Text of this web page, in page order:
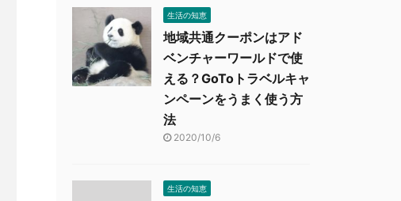
生活の知恵
地域共通クーポンはアド
ベンチャーワールドで使
える？GoToトラベルキャ
ンペーンをうまく使う方
法
2020/10/6
生活の知恵